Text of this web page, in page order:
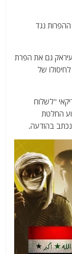
נגד
גם את הפרת
של
"לשלוח
החלטת
בהודעה.